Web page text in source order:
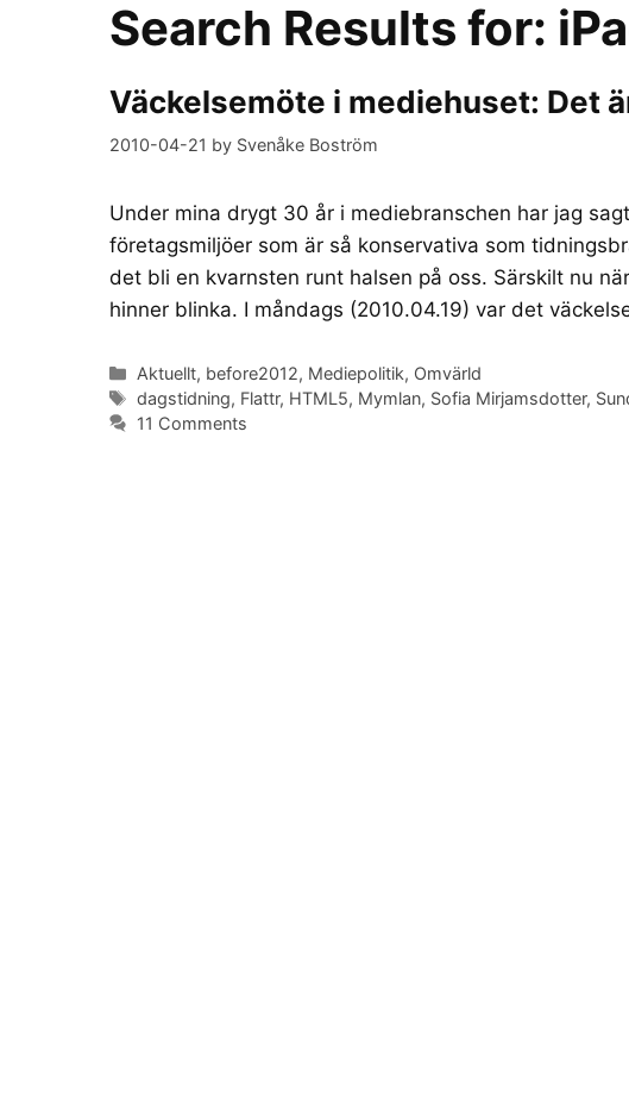
Search Results for:
Väckelsemöte i mediehuset: Det
2010-04-21 by Svenåke Boström
Under mina drygt 30 år i mediebranschen har jag
företagsmiljöer som är så konservativa som
det bli en kvarnsten runt halsen på oss. Särskilt nu
hinner blinka. I måndags (2010.04.19) var det
Categories
Aktuellt, before2012, Mediepolitik, Omvärld
Tags
dagstidning, Flattr, HTML5, Mymlan, Sofia Mirjamsdotter,
11 Comments